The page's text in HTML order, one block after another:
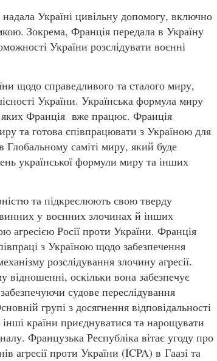
Україні цивільну допомогу, включно
Зокрема, Франція передала в Україну
України розслідувати воєнні
щодо справедливого та сталого миру,
України. Українська формула миру
яких Франція вже працює. Франція
та готова співпрацювати з Україною для
Глобальному саміті миру, який буде
української формули миру та інших
та підкреслюють свою тверду
винних у воєнних злочинах й інших
агресією Росії проти України. Франція
з Україною щодо забезпечення
розслідування злочину агресії.
оскільки вона забезпечує
судове переслідування
групі з досягнення відповідальності
країни приєднуватися та нарощувати
Французька Республіка вітає угоду про
агресії проти України (ICPA) в Гаазі та